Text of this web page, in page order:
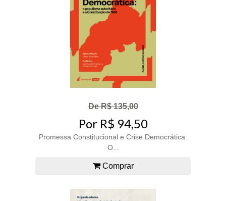
De R$ 135,00
Por R$ 94,50
Promessa Constitucional e Crise Democrática:
O...
Comprar